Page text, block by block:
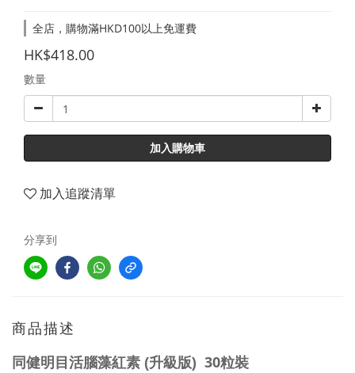
全店，購物滿HKD100以上免運費
HK$418.00
數量
加入購物車
加入追蹤清單
分享到
商品描述
同健明目活腦藻紅素 (升級版) 30粒裝